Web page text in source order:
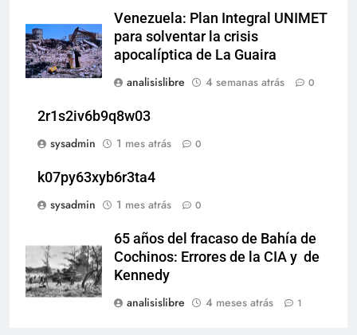
Venezuela: Plan Integral UNIMET
para solventar la crisis
apocalíptica de La Guaira
analisislibre
4 semanas atrás 0
2r1s2iv6b9q8w03
sysadmin
1 mes atrás 0
k07py63xyb6r3ta4
sysadmin
1 mes atrás 0
65 años del fracaso de Bahía de
Cochinos: Errores de la CIA y de
Kennedy
analisislibre
4 meses atrás 1